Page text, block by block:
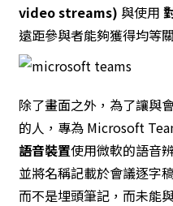
video streams) 與使用
遠距參與者能夠獲得均等
除了畫面之外，為了讓與
的人，專為 Microsoft
語音裝置使用微軟的語音
並將名稱記載於會議逐字
而不是埋頭筆記，而未能